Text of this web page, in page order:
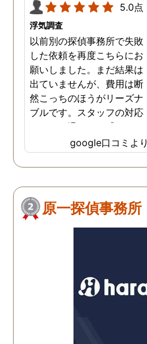
5.0点
浮気調査
以前別の探偵事務所で失敗
した依頼を再度こちらにお
願いしました。まだ結果は
出ていませんが、費用は断
然こっちのほうがリーズナ
ブルです。スタッフの対応
なんかも温かみを感じま
す。はじめからこちらにす
ればよかったです😢 …
google口コミより
原一探偵事務所